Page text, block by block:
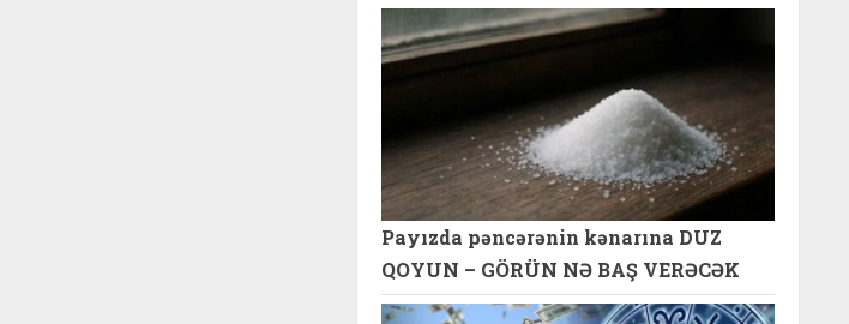
Payızda pəncərənin kənarına DUZ
QOYUN – GÖRÜN NƏ BAŞ VERƏCƏK